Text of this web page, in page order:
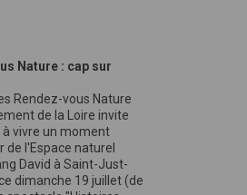
Nature : cap sur
Rendez-vous Nature
de la Loire invite
vivre un moment
de l'Espace naturel
David à Saint-Just-
dimanche 19 juillet (de